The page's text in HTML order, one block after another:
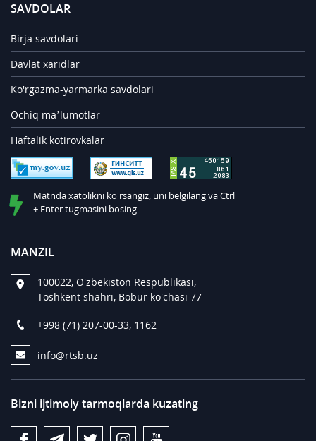
SAVDOLAR
Birja savdolari
Davlat xaridlar
Ko'rgazma-yarmarka savdolari
Ochiq ma’lumotlar
Haftalik kotirovkalar
Matnda xatolikni ko'rsangiz, uni belgilang va Ctrl
+ Enter tugmasini bosing.
MANZIL
100022, O'zbekiston Respublikasi,
Toshkent shahri, Bobur ko'chasi 77
+998 (71) 207-00-33, 1162
info@rtsb.uz
Bizni ijtimoiy tarmoqlarda kuzating